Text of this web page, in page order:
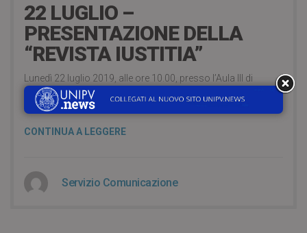
22 LUGLIO –
PRESENTAZIONE DELLA
“REVISTA IUSTITIA”
Lunedì 22 luglio 2019, alle ore 10.00, presso l’Aula III di
Giurisprudenza dell’Università di Pavia (Corso Strada Nuova,
65), si terrà la presentazione della Revista Iustitia, IJ Editores.
CONTINUA A LEGGERE
Servizio Comunicazione